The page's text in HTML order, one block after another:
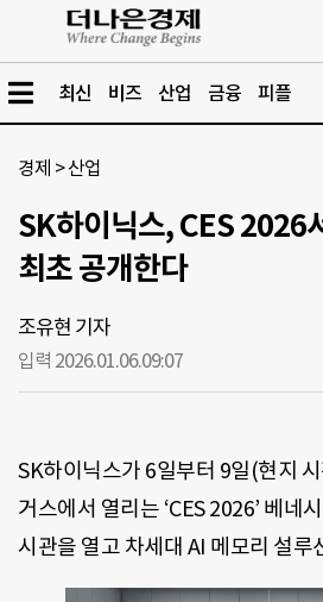
최신 비즈 산업 금융 피플
경제 >산업
SK하이닉스, CES 2026
최초 공개한다
조유현 기자
입력 2026.01.06.09:07
SK하이닉스가 6일부터 9일(현지
거스에서 열리는 ‘CES 2026’ 베네
시관을 열고 차세대 AI 메모리 설루